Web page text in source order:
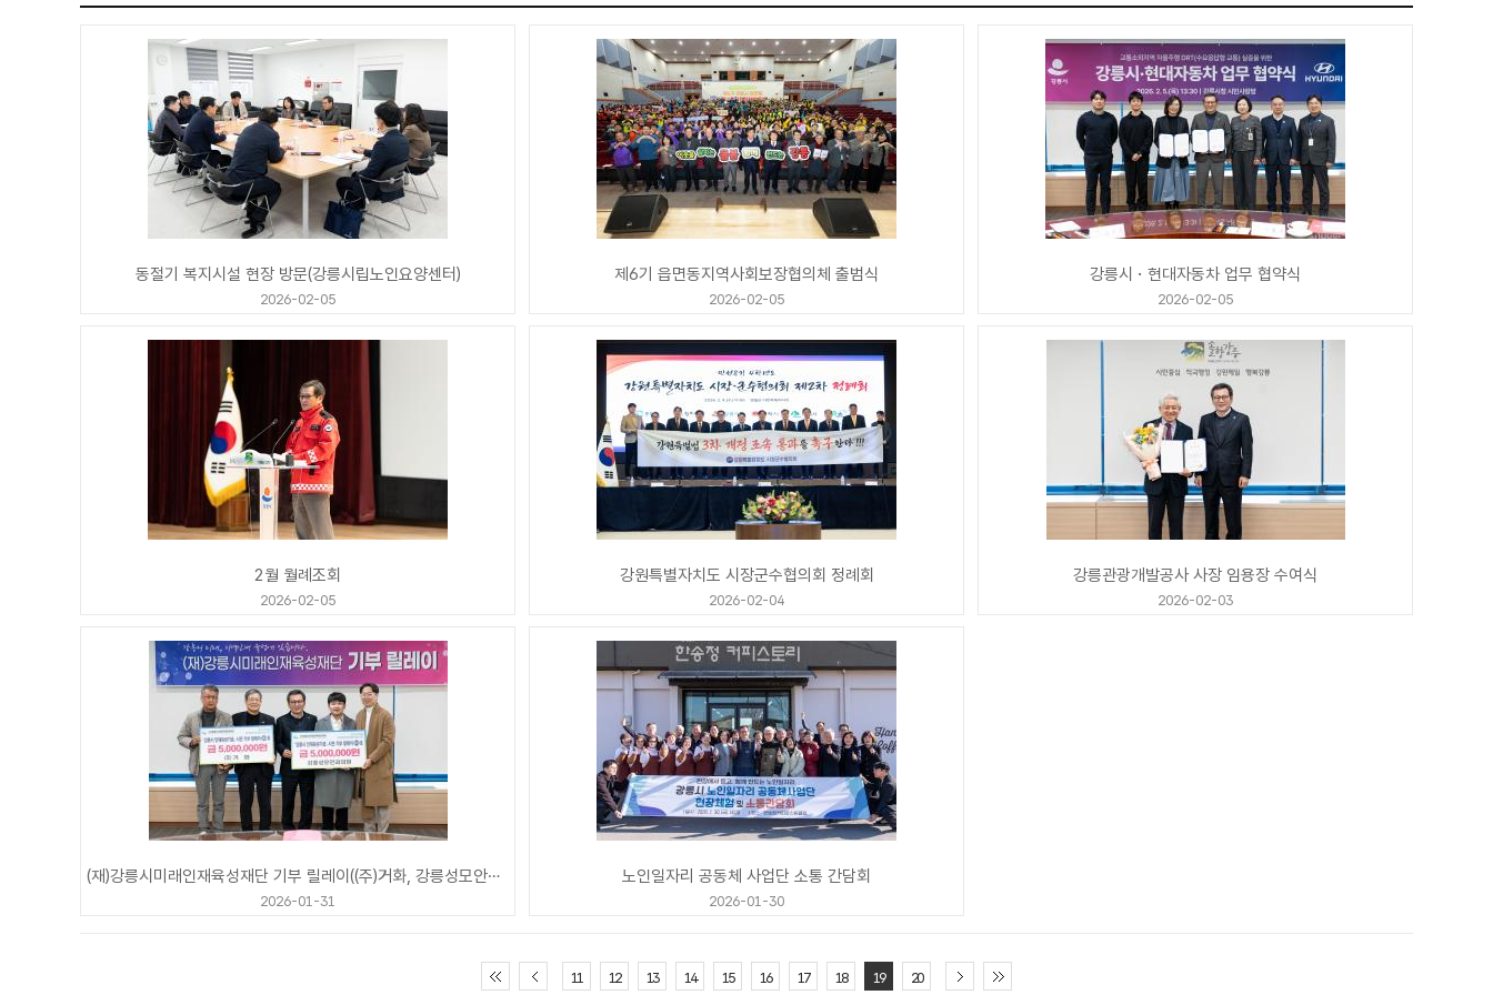
동절기 복지시설 현장 방문(강릉시립노인요양센터)
2026-02-05
제6기 읍면동지역사회보장협의체 출범식
2026-02-05
강릉시・현대자동차 업무 협약식
2026-02-05
2월 월례조회
2026-02-05
강원특별자치도 시장군수협의회 정례회
2026-02-04
강릉관광개발공사 사장 임용장 수여식
2026-02-03
(재)강릉시미래인재육성재단 기부 릴레이((주)거화, 강릉성모안과의원)
2026-01-31
노인일자리 공동체 사업단 소통 간담회
2026-01-30
11 12 13 14 15 16 17 18 19 20